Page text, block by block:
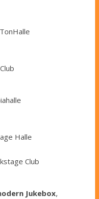
Halle
Club
Jukebox,